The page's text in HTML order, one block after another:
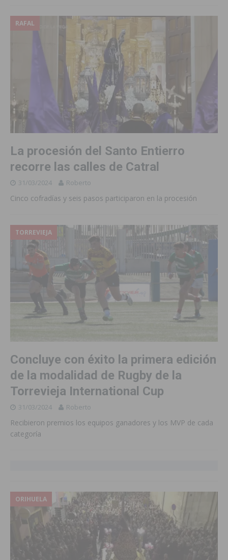
RAFAL
La procesión del Santo Entierro
recorre las calles de Catral
31/03/2024 Roberto
Cinco cofradías y seis pasos participaron en la procesión
TORREVIEJA
Concluye con éxito la primera edición
de la modalidad de Rugby de la
Torrevieja International Cup
31/03/2024 Roberto
Recibieron premios los equipos ganadores y los MVP de cada
categoría
ORIHUELA